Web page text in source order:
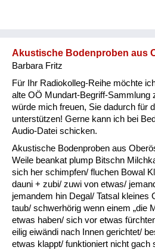
gnauzn/ gnean jammern Goder
zwitschern griawig nett/ süß Granda
Bauernhofes, meistens mit
hantig bitter hawan mit großem
jäten hibei + hidau nahe an ...
Akustische Bodenproben aus
Barbara Fritz
Für Ihr Radiokolleg-Reihe möchte
alte OÖ Mundart-Begriff-Sammlung
würde mich freuen, Sie dadurch für
unterstützen! Gerne kann ich bei
Audio-Datei schicken.
Akustische Bodenproben aus
Weile beankat plump Bitschn
sich her schimpfen/ fluchen Bowal
dauni + zubi/ zuwi von etwas/
jemandem hin Degal/ Tatsal kleines
taub/ schwerhörig wenn einem „die
etwas haben/ sich vor etwas
eilig eiwändi nach Innen gerichtet/
etwas klappt/ funktioniert nicht gach